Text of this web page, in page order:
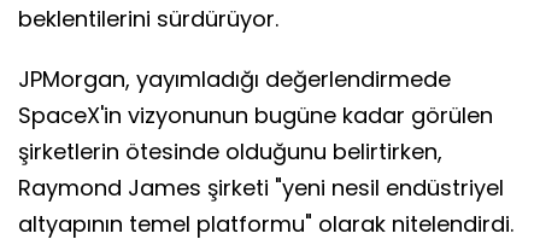
beklentilerini sürdürüyor.
JPMorgan, yayımladığı değerlendirmede
SpaceX'in vizyonunun bugüne kadar görülen
şirketlerin ötesinde olduğunu belirtirken,
Raymond James şirketi "yeni nesil endüstriyel
altyapının temel platformu" olarak nitelendirdi.